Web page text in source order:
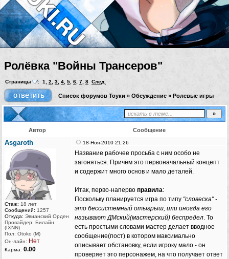
Ролёвка "Войны Трансеров"
Страницы : 1, 2, 3, 4, 5, 6, 7, 8 След.
Список форумов Тоуки » Обсуждение » Ролевые игры
Автор Сообщение
Asgaroth
Стаж: 18 лет
Сообщений: 1257
Откуда: Эвианский Орден
Провайдер: Билайн
(IXNN)
Пол: Otoko (M)
Он-лайн: Нет
Карма: 0.00
18-Ноя-2010 21:26
Название рабочее просьба с ним особо не
загоняться. Причём это первоначальный концепт
и содержит много основ и мало деталей.
Итак, перво-наперво правила:
Поскольку планируется игра по типу "словеска" -
это бессистемный отыгрыш, или иногда его
называют ДМский(мастерский) беспредел. То
есть простыми словами мастер делает вводное
сообщение(пост) в котором максимально
описывает обстановку, если игроку мало - он
проверяет это персонажем, на что получает ответ